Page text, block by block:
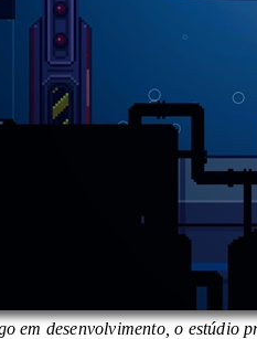
em desenvolvimento, o estúdio